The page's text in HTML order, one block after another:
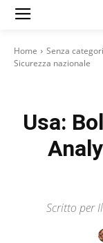
Home Senza
Sicurezza nazionale
Usa:
Scritto per